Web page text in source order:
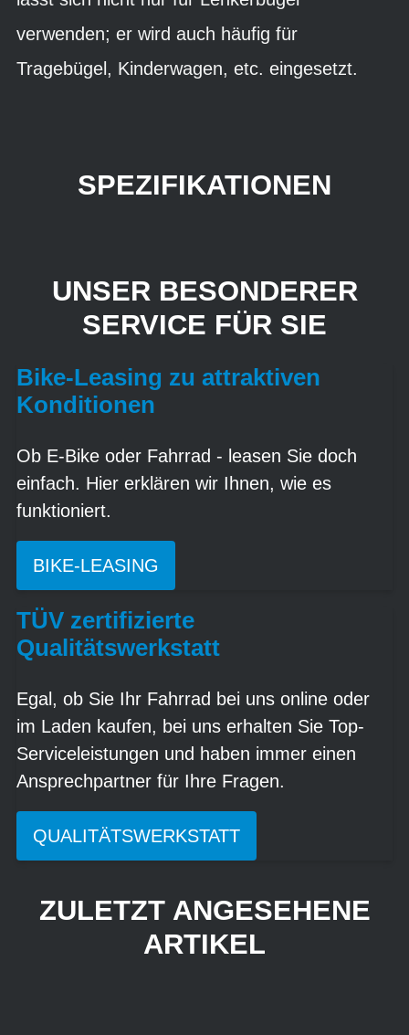
verwenden; er wird auch häufig für
Tragebügel, Kinderwagen, etc. eingesetzt.
SPEZIFIKATIONEN
UNSER BESONDERER
SERVICE FÜR SIE
Bike-Leasing zu attraktiven
Konditionen
Ob E-Bike oder Fahrrad - leasen Sie doch
einfach. Hier erklären wir Ihnen, wie es
funktioniert.
BIKE-LEASING
TÜV zertifizierte
Qualitätswerkstatt
Egal, ob Sie Ihr Fahrrad bei uns online oder
im Laden kaufen, bei uns erhalten Sie Top-
Serviceleistungen und haben immer einen
Ansprechpartner für Ihre Fragen.
QUALITÄTSWERKSTATT
ZULETZT ANGESEHENE
ARTIKEL